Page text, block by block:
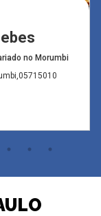
no Morumbi